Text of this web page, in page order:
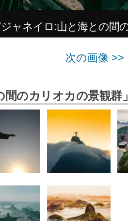
ャネイロ:山と海との間
次の画像 >>
間のカリオカの景観群